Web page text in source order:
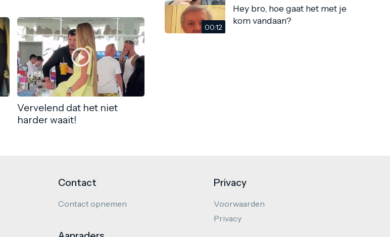
Vervelend dat het niet
harder waait!
00:12
Hey bro, hoe gaat het met je
kom vandaan?
Contact
Contact opnemen
Privacy
Voorwaarden
Privacy